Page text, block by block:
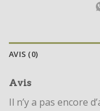
AVIS (0)
Avis
Il n’y a pas encore